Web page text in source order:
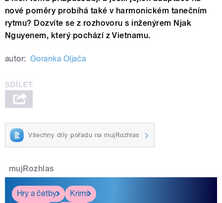
nové poměry probíhá také v harmonickém tanečním
rytmu? Dozvíte se z rozhovoru s inženýrem Njak
Nguyenem, který pochází z Vietnamu.
autor: Goranka Oljača
Všechny díly pořadu na mujRozhlas
mujRozhlas
Hry a četby
Krimi